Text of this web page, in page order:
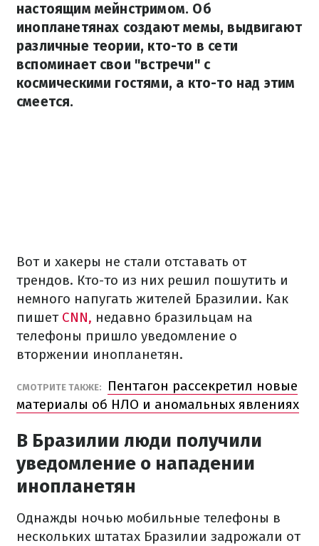
настоящим мейнстримом. Об
инопланетянах создают мемы, выдвигают
различные теории, кто-то в сети
вспоминает свои "встречи" с
космическими гостями, а кто-то над этим
смеется.
Вот и хакеры не стали отставать от
трендов. Кто-то из них решил пошутить и
немного напугать жителей Бразилии. Как
пишет CNN, недавно бразильцам на
телефоны пришло уведомление о
вторжении инопланетян.
СМОТРИТЕ ТАКЖЕ:
Пентагон рассекретил новые
материалы об НЛО и аномальных явлениях
В Бразилии люди получили
уведомление о нападении
инопланетян
Однажды ночью мобильные телефоны в
нескольких штатах Бразилии задрожали от